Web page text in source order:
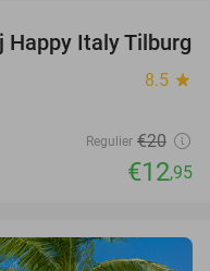
35%
Happy Italy Tilburg
8.5 star
Regulier €20
€12,95